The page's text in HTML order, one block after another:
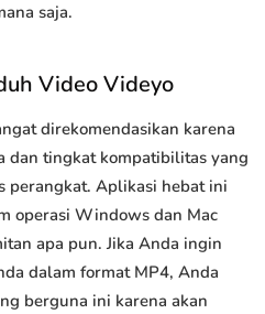
saja.
Video Videyo
direkomendasikan karena
dan tingkat kompatibilitas yang
perangkat. Aplikasi hebat ini
operasi Windows dan Mac
apa pun. Jika Anda ingin
dalam format MP4, Anda
berguna ini karena akan